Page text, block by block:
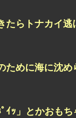
たらトナカイ
ために海に沈
ﾟｲｯ」とかおも